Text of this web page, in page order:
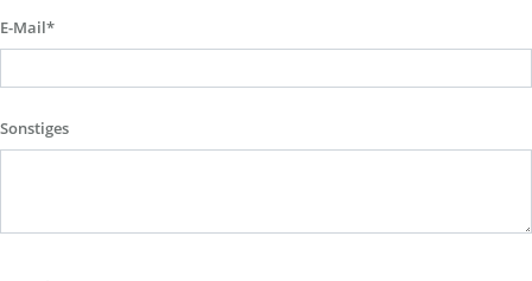
E-Mail*
Sonstiges